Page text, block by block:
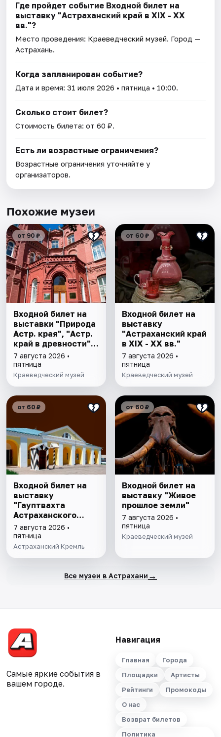
Где пройдет событие Входной билет на
выставку "Астраханский край в XIX - XX
вв."?
Место проведения: Краеведческий музей. Город —
Астрахань.
Когда запланирован событие?
Дата и время:31 июля 2026 • пятница • 10:00.
Сколько стоит билет?
Стоимость билета: от 60 ₽.
Есть ли возрастные ограничения?
Возрастные ограничения уточняйте у
организаторов.
Похожие музеи
от 90 ₽
Входной билет на
выставки "Природа
Астр. края", "Астр.
край в древности",
"Заселение Астр.
края"
7 августа 2026 •
пятница
Краеведческий музей
от 60 ₽
Входной билет на
выставку
"Астраханский край
в XIX - XX вв."
7 августа 2026 •
пятница
Краеведческий музей
от 60 ₽
Входной билет на
выставку
"Гауптвахта
Астраханского
гарнизона. XIX в."
7 августа 2026 •
пятница
Астраханский Кремль
от 60 ₽
Входной билет на
выставку "Живое
прошлое земли"
7 августа 2026 •
пятница
Краеведческий музей
Все музеи в Астрахани →
Самые яркие события в
вашем городе.
Навигация
Главная
Города
Площадки
Артисты
Рейтинги
Промокоды
О нас
Возврат билетов
Политика